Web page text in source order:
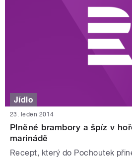
Jídlo
23. leden 2014
Plněné brambory a špíz v
marinádě
Recept, který do Pochoutek